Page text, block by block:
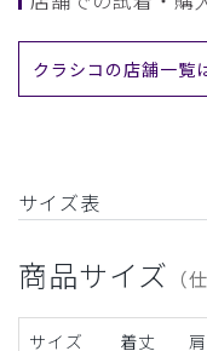
クラシコの店舗一覧
サイズ表
商品サイズ （
サイズ 着丈